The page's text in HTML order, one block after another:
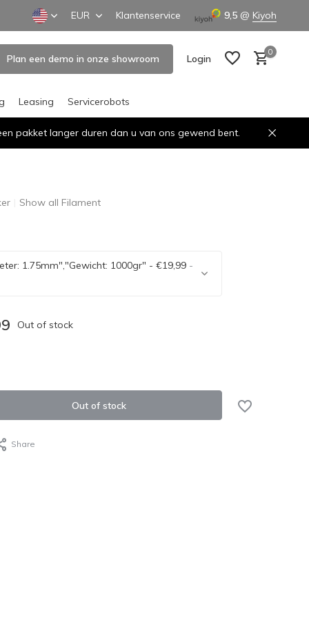
EUR Klantenservice 9,5 @ Kiyoh
Plan een demo in onze showroom Login
0
Leasing Servicerobots
pakket langer duren dan u van ons gewend bent.
Show all Filament
1.75mm","Gewicht: 1000gr" - €19,99-
Out of stock
Out of stock
Share